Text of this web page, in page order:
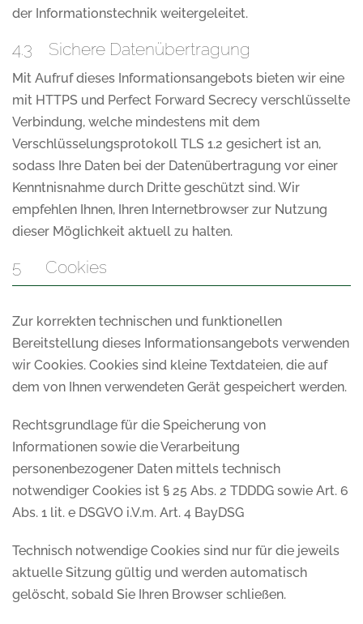
der Informationstechnik weitergeleitet.
4.3 Sichere Datenübertragung
Mit Aufruf dieses Informationsangebots bieten wir eine
mit HTTPS und Perfect Forward Secrecy verschlüsselte
Verbindung, welche mindestens mit dem
Verschlüsselungsprotokoll TLS 1.2 gesichert ist an,
sodass Ihre Daten bei der Datenübertragung vor einer
Kenntnisnahme durch Dritte geschützt sind. Wir
empfehlen Ihnen, Ihren Internetbrowser zur Nutzung
dieser Möglichkeit aktuell zu halten.
5 Cookies
Zur korrekten technischen und funktionellen
Bereitstellung dieses Informationsangebots verwenden
wir Cookies. Cookies sind kleine Textdateien, die auf
dem von Ihnen verwendeten Gerät gespeichert werden.
Rechtsgrundlage für die Speicherung von
Informationen sowie die Verarbeitung
personenbezogener Daten mittels technisch
notwendiger Cookies ist § 25 Abs. 2 TDDDG sowie Art. 6
Abs. 1 lit. e DSGVO i.V.m. Art. 4 BayDSG
Technisch notwendige Cookies sind nur für die jeweils
aktuelle Sitzung gültig und werden automatisch
gelöscht, sobald Sie Ihren Browser schließen.